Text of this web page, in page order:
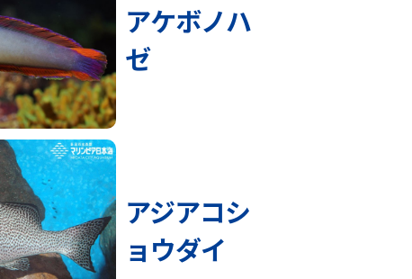
アケボノハ
ゼ
アジアコシ
ョウダイ